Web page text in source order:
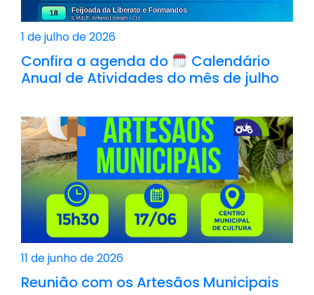
1 de julho de 2026
Confira a agenda do
Calendário
Anual de Atividades do mês de julho
11 de junho de 2026
Reunião com os Artesãos Municipais